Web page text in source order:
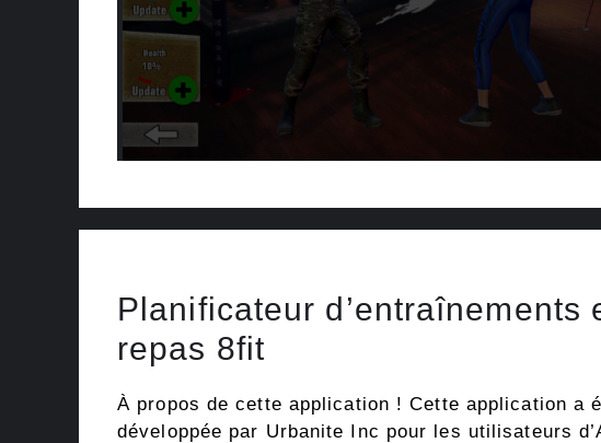
Planificateur d’entraînements
repas 8fit
À propos de cette application ! Cette application a
développée par Urbanite Inc pour les utilisateurs